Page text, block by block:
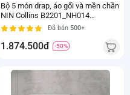
Bộ 5 món drap, áo gối và mền chần
NIN Collins B2201_NH014
(180x200+30cm)Đã bán 500+
1.874.500đ -50%